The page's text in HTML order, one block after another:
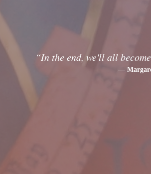
“In the end, we'll all